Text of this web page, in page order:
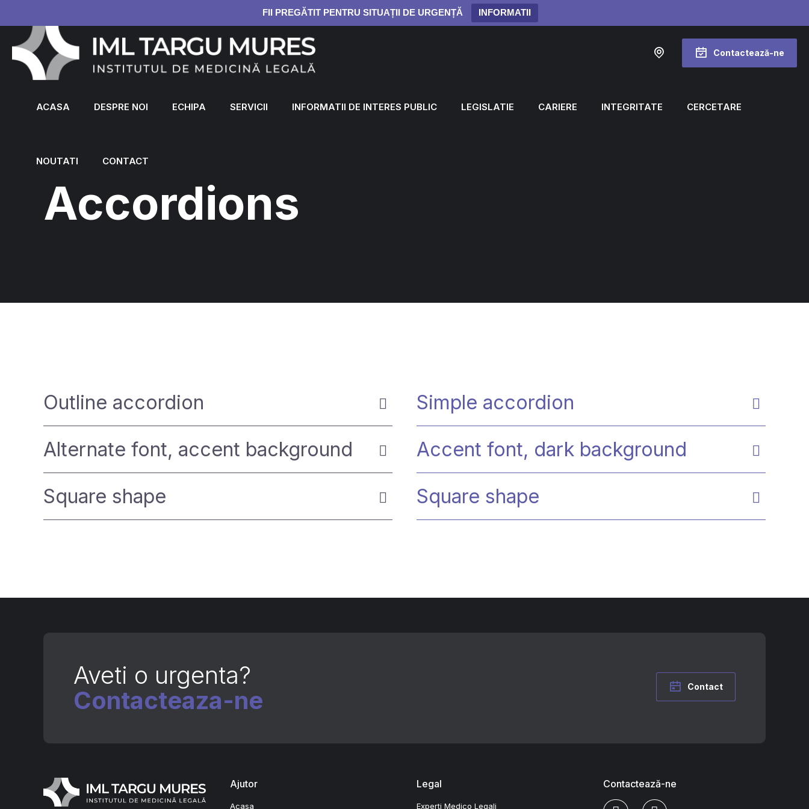
FII PREGĂTIT PENTRU SITUAȚII DE URGENȚĂ INFORMATII
Contactează-ne
ACASA DESPRE NOI ECHIPA SERVICII INFORMATII DE INTERES PUBLIC LEGISLATIE CARIERE INTEGRITATE CERCETARE
NOUTATI CONTACT
Accordions
Outline accordion
Alternate font, accent background
Square shape
Simple accordion
Accent font, dark background
Square shape
Aveti o urgenta?
Contacteaza-ne
Contact
Ajutor
Acasa
Legal
Experti Medico Legali
Contactează-ne